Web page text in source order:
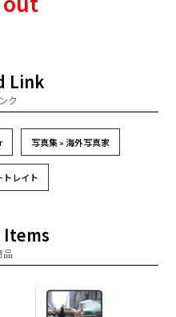
Link
ク
写真集 » 海外写真家
トレイト
Items
品